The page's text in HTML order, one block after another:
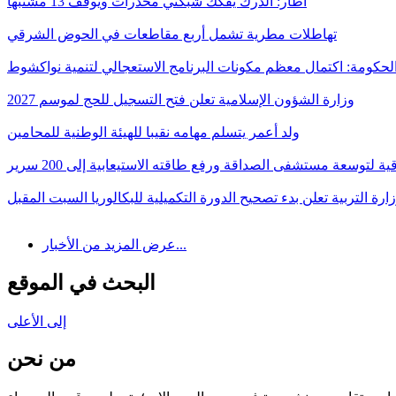
تهاطلات مطرية تشمل أربع مقاطعات في الحوض الشرقي
الحكومة: اكتمال معظم مكونات البرنامج الاستعجالي لتنمية نواكشوط
وزارة الشؤون الإسلامية تعلن فتح التسجيل للحج لموسم 2027
ولد أعمر يتسلم مهامه نقيبا للهيئة الوطنية للمحامين
لتوسعة مستشفى الصداقة ورفع طاقته الاستيعابية إلى 200 سرير
التربية تعلن بدء تصحيح الدورة التكميلية للبكالوريا السبت المقبل
عرض المزيد من الأخبار...
البحث في الموقع
إلى الأعلى
من نحن